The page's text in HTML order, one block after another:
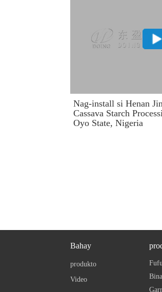
Nag-install si Henan
Cassava Starch
Oyo State, Nigeria
Bahay
produkto
Video